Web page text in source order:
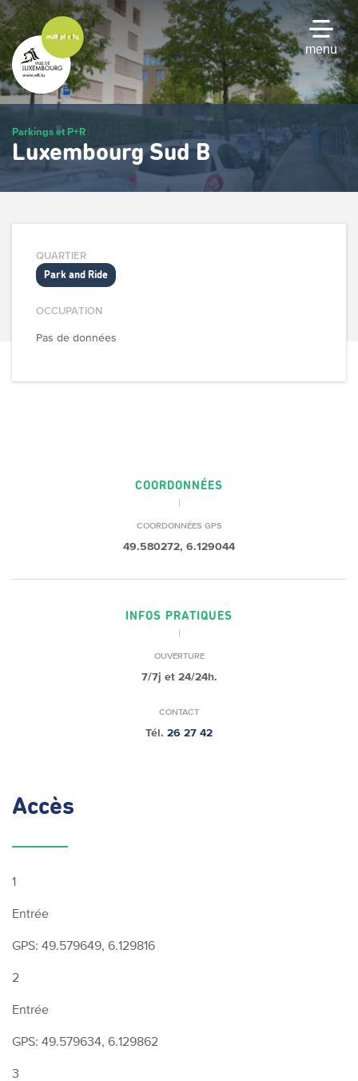
Passer
au
contenu
principal
menu
Parkings et P+R
Luxembourg Sud B
QUARTIER
Park and Ride
OCCUPATION
Pas de données
COORDONNÉES
COORDONNÉES GPS
49.580272, 6.129044
INFOS PRATIQUES
OUVERTURE
7/7j et 24/24h.
CONTACT
Tél. 26 27 42
Accès
1
Entrée
GPS: 49.579649, 6.129816
2
Entrée
GPS: 49.579634, 6.129862
3